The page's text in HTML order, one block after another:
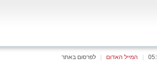
לפרסום באתר המייל האדום